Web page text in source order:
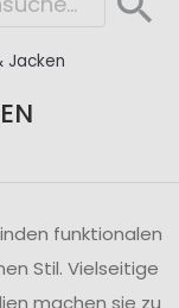
Jacken
funktionalen
Stil. Vielseitige
machen sie zu